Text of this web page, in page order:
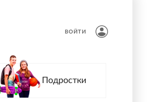
ВОЙТИ
Подростки